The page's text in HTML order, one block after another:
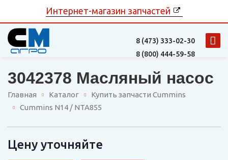
Интернет-магазин запчастей
8 (473) 333-02-30
8 (800) 444-59-58
3042378 Масляный насос
Главная Каталог
Купить запчасти Cummins
Cummins N14 / NTA855
Цену уточняйте